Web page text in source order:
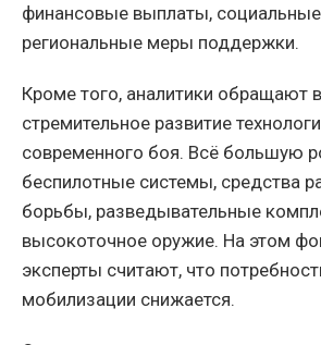
финансовые выплаты, социальные
региональные меры поддержки.
Кроме того, аналитики обращают
стремительное развитие
современного боя. Всё большую
беспилотные системы, средства
борьбы, разведывательные
высокоточное оружие. На этом
эксперты считают, что
мобилизации снижается.